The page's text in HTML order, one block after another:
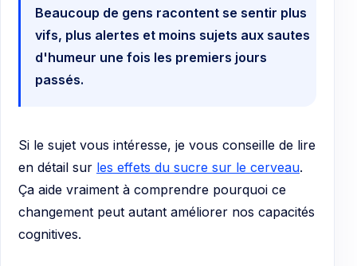
Beaucoup de gens racontent se sentir plus
vifs, plus alertes et moins sujets aux sautes
d'humeur une fois les premiers jours
passés.
Si le sujet vous intéresse, je vous conseille de lire
en détail sur les effets du sucre sur le cerveau.
Ça aide vraiment à comprendre pourquoi ce
changement peut autant améliorer nos capacités
cognitives.